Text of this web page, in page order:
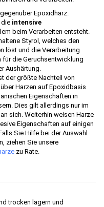
Epoxidharz.
die intensive
beim Verarbeiten entsteht.
Styrol, welches den
löst und die Verarbeitung
die Geruchsentwicklung
Aushärtung.
der größte Nachteil von
Harzen auf Epoxidbasis
Eigenschaften in
Dies gilt allerdings nur im
sich. Weiterhin weisen Harze
Eigenschaften auf einigen
Sie Hilfe bei der Auswahl
ziehen Sie unsere
zu Rate.
trocken lagern und